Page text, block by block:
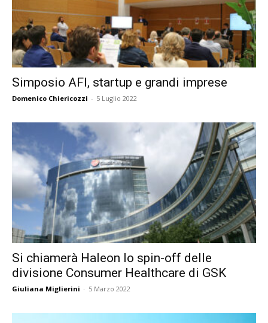
Simposio AFI, startup e grandi imprese
Domenico Chiericozzi - 5 Luglio 2022
Si chiamerà Haleon lo spin-off delle
divisione Consumer Healthcare di GSK
Giuliana Miglierini - 5 Marzo 2022